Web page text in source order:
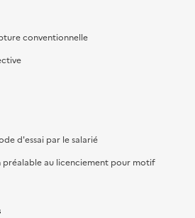
conventionnelle
d'essai par le salarié
au licenciement pour motif